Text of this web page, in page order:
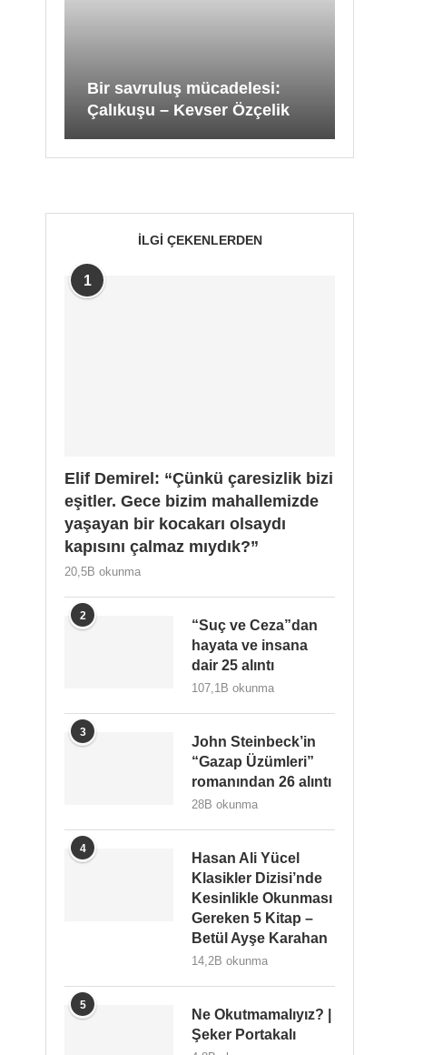
Bir savruluş mücadelesi:
Çalıkuşu – Kevser Özçelik
İLGI ÇEKENLERDEN
1
Elif Demirel: “Çünkü çaresizlik bizi
eşitler. Gece bizim mahallemizde
yaşayan bir kocakarı olsaydı
kapısını çalmaz mıydık?”
20,5B okunma
2
“Suç ve Ceza”dan
hayata ve insana
dair 25 alıntı
107,1B okunma
3
John Steinbeck’in
“Gazap Üzümleri”
romanından 26 alıntı
28B okunma
4
Hasan Ali Yücel
Klasikler Dizisi’nde
Kesinlikle Okunması
Gereken 5 Kitap –
Betül Ayşe Karahan
14,2B okunma
5
Ne Okutmamalıyız? |
Şeker Portakalı